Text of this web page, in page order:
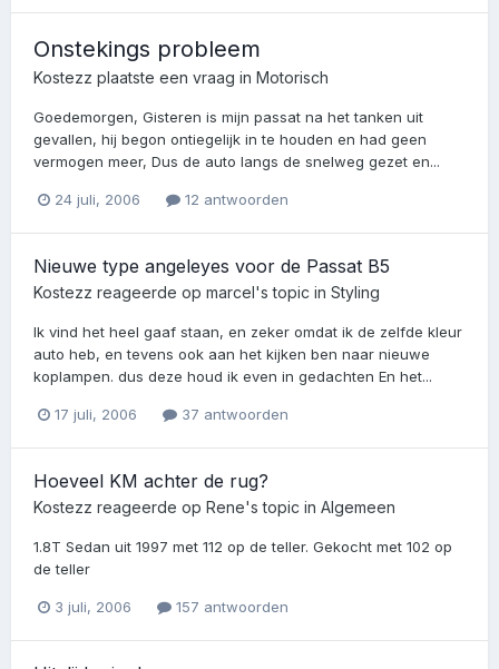
Onstekings probleem
Kostezz plaatste een vraag in Motorisch
Goedemorgen, Gisteren is mijn passat na het tanken uit
gevallen, hij begon ontiegelijk in te houden en had geen
vermogen meer, Dus de auto langs de snelweg gezet en...
24 juli, 2006 12 antwoorden
Nieuwe type angeleyes voor de Passat B5
Kostezz reageerde op marcel's topic in Styling
Ik vind het heel gaaf staan, en zeker omdat ik de zelfde kleur
auto heb, en tevens ook aan het kijken ben naar nieuwe
koplampen. dus deze houd ik even in gedachten En het...
17 juli, 2006 37 antwoorden
Hoeveel KM achter de rug?
Kostezz reageerde op Rene's topic in Algemeen
1.8T Sedan uit 1997 met 112 op de teller. Gekocht met 102 op
de teller
3 juli, 2006 157 antwoorden